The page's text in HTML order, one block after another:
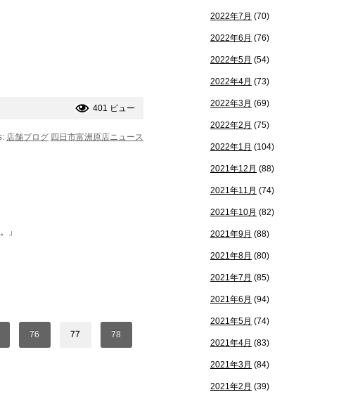
401 ビュー
店舗ブログ 四日市富洲原店ニュース
」
76 77 78
2022年7月 (70)
2022年6月 (76)
2022年5月 (54)
2022年4月 (73)
2022年3月 (69)
2022年2月 (75)
2022年1月 (104)
2021年12月 (88)
2021年11月 (74)
2021年10月 (82)
2021年9月 (88)
2021年8月 (80)
2021年7月 (85)
2021年6月 (94)
2021年5月 (74)
2021年4月 (83)
2021年3月 (84)
2021年2月 (39)